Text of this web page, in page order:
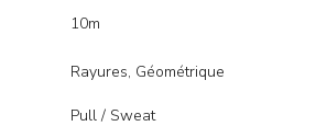
10m
Rayures, Géométrique
Pull / Sweat